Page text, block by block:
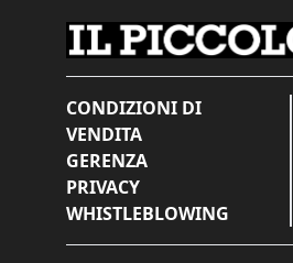
CONDIZIONI DI
VENDITA
GERENZA
PRIVACY
WHISTLEBLOWING